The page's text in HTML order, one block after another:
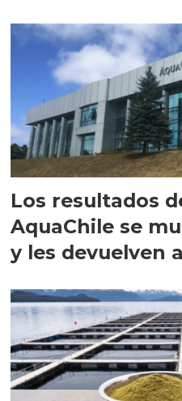
Los resultados
AquaChile se
y les devuelven